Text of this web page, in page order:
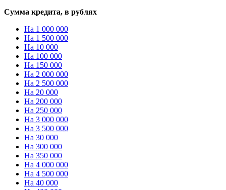
Сумма кредита, в рублях
На 1 000 000
На 1 500 000
На 10 000
На 100 000
На 150 000
На 2 000 000
На 2 500 000
На 20 000
На 200 000
На 250 000
На 3 000 000
На 3 500 000
На 30 000
На 300 000
На 350 000
На 4 000 000
На 4 500 000
На 40 000